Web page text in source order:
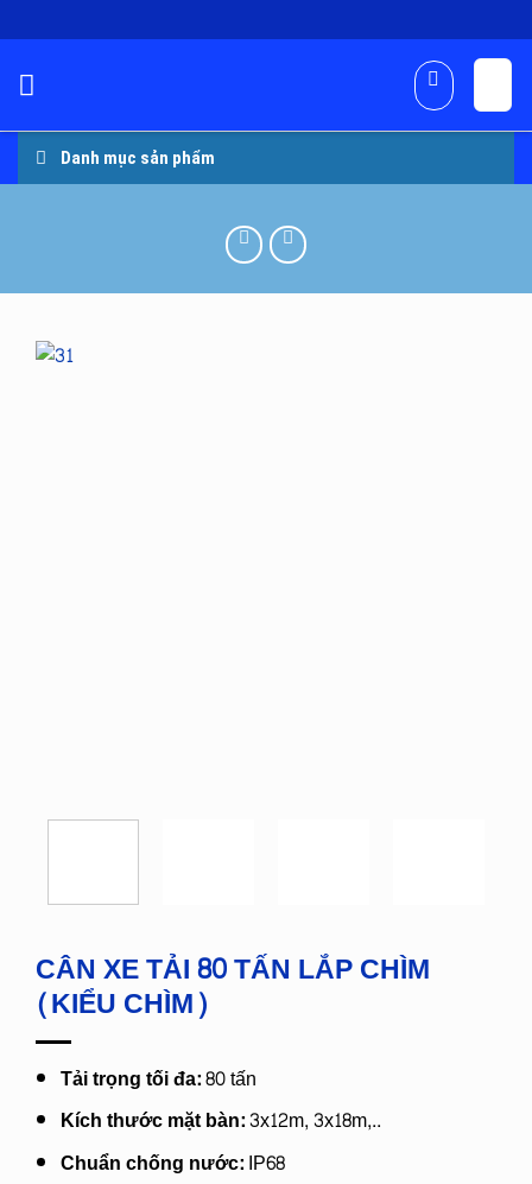
to
content
Danh mục sản phẩm
CÂN XE TẢI 80 TẤN LẮP CHÌM
(KIỂU CHÌM)
Tải trọng tối đa:80 tấn
Kích thước mặt bàn:3x12m, 3x18m,..
Chuẩn chống nước:IP68